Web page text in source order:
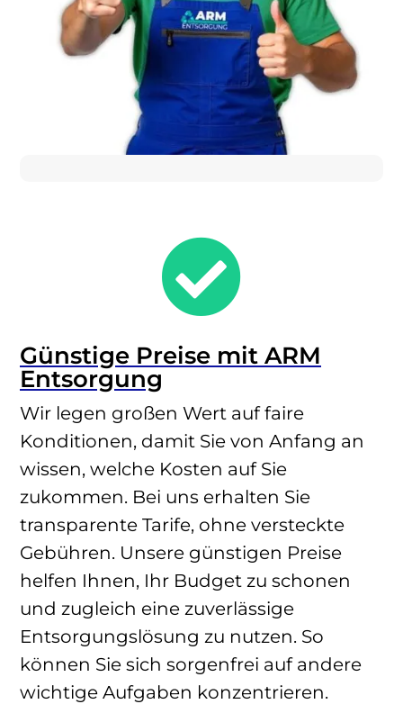

Günstige Preise mit ARM
Entsorgung
Wir legen großen Wert auf faire
Konditionen, damit Sie von Anfang an
wissen, welche Kosten auf Sie
zukommen. Bei uns erhalten Sie
transparente Tarife, ohne versteckte
Gebühren. Unsere günstigen Preise
helfen Ihnen, Ihr Budget zu schonen
und zugleich eine zuverlässige
Entsorgungslösung zu nutzen. So
können Sie sich sorgenfrei auf andere
wichtige Aufgaben konzentrieren.